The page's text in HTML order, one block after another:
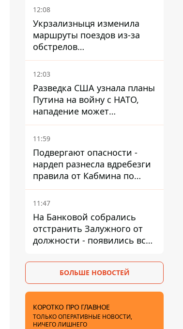
12:08
Укрзализныця изменила
маршруты поездов из-за
обстрелов
Днепропетровщины,
Харьковщины и Запорожья
12:03
Разведка США узнала планы
Путина на войну с НАТО,
нападение может
произойти осенью – в WSJ
раскрыли детали
11:59
Подвергают опасности -
нардеп разнесла вдребезги
правила от Кабмина по
хранению горючего
11:47
На Банковой собрались
отстранить Залужного от
должности - появились все
БОЛЬШЕ НОВОСТЕЙ
КОРОТКО ПРО ГЛАВНОЕ
ТОЛЬКО ОПЕРАТИВНЫЕ НОВОСТИ,
НИЧЕГО ЛИШНЕГО